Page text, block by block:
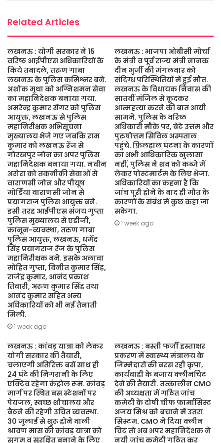
Related Articles
लखनऊ : योगी सरकार ने 15
वरिष्ठ आईपीएस अधिकारियों के
किये तबादले, तरुण गाबा
लखनऊ के पुलिस कमिश्नर बने.
अशोक मुथा को अग्निशमन सेवा
का महानिदेशक बनाया गया.
अमरेन्द्र कुमार सेंगर को पुलिस
आयुक्त, लखनऊ से पुलिस
महानिरीक्षक अभिसूचना
मुख्यालय भेजे गए जबकि राम
कुमार को लखनऊ रेंज से
गोरखपुर जोन का अपर पुलिस
महानिदेशक बनाया गया. नवीन
अरोरा को तकनीकी सेवाओं से
वाराणसी जोन और पीयूष
मोर्डिया वाराणसी जोन से
प्रयागराज पुलिस आयुक्त बने.
इसी तरह आईपीएस संजय गुप्ता
पुलिस मुख्यालय से एडीजी,
कानून-व्यवस्था, तरुण गाबा
पुलिस आयुक्त, लखनऊ, धर्मेंद्र
सिंह प्रयागराज रेंज के पुलिस
महानिरीक्षक बने. इसके अलावा
मोहित गुप्ता, विनीत कुमार सिंह,
राजेंद्र कुमार, आनंद प्रकाश
तिवारी, अरुण कुमार सिंह तथा
आनंद कुमार सहित अन्य
अधिकारियों को भी नई तैनाती
मिली.
1 week ago
लखनऊ : भाजपा ओबीसी मोर्चा
के मंत्री व पूर्व राज्य मंत्री नानक
दीन भुर्जी की मंगलवार को
संदिग्ध परिस्थितियों में हुई मौत.
लखनऊ के विधायक निवास की
सातवीं मंजिल से कूदकर
आत्महत्या करने की बात आयी
सामने. पुलिस के वरिष्ठ
अधिकारी मौके पर, बेटे उत्तम और
पुरुषोत्तम सिविल अस्पताल
पहुंचे. फ़िलहाल घटना के कारणों
का अभी आधिकारिक खुलासा
नहीं, पुलिस ने शव को कब्जे में
लेकर पोस्टमार्टम के लिए भेजा.
अधिकारियों का कहना है कि
जांच पूरी होने के बाद ही मौत के
कारणों के संबंध में कुछ कहा जा
सकेगा.
1 week ago
लखनऊ : कांवड़ यात्रा को लेकर
योगी सरकार की तैयारी,
चलाएगी अतिरिक्त बसें साथ ही
24 घंटे की निगरानी के लिए
एक्टिव रहेगा कंट्रोल रूम. कांवड़
मार्ग पर स्थित बस स्टेशनों पर
पेयजल, स्वच्छ शौचालय और
बैठने की रहेगी उचित व्यवस्था.
30 जुलाई से शुरू होने वाली
श्रावण मास की कांवड़ यात्रा को
सुगम व सुरक्षित बनाने के लिए
लखनऊ : बस्ती फर्जी हस्ताक्षर
प्रकरण में स्वास्थ्य मंत्रालय के
जिम्मेदारों की बरस रही कृपा,
कार्यवाही के बजाय क्लीनचिट
देने की तैयारी. तत्कालीन CMO
की अध्यक्षता में गठित जांच
कमेटी के दोषी चीफ फार्मासिस्ट
अजय मिश्र को बचाने में उतरा
सिस्टम. CMO ने दिया क्लीन
चिट तो अब अपर महानिदेशक ने
नयी जांच कमेटी गठित कर